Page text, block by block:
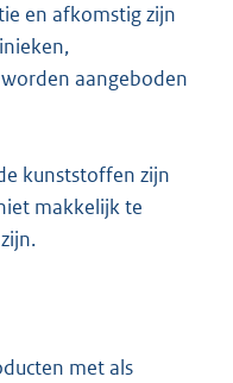
en afkomstig zijn
aangeboden
kunststoffen zijn
makkelijk te
met als